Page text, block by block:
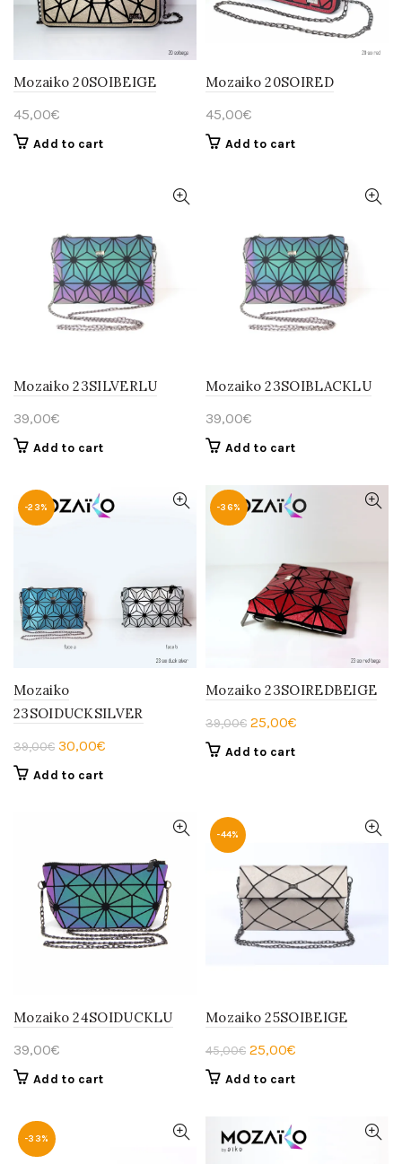
Mozaiko 20SOIBEIGE
45,00€
Add to cart
Mozaiko 20SOIRED
45,00€
Add to cart
Mozaiko 23SILVERLU
39,00€
Add to cart
Mozaiko 23SOIBLACKLU
39,00€
Add to cart
-23%
Mozaiko
23SOIDUCKSILVER
39,00€ Original
price
30,00€
Add to cart
-36%
Mozaiko 23SOIREDBEIGE
39,00€ Original
price
25,00€
Add to cart
Mozaiko 24SOIDUCKLU
39,00€
Add to cart
-44%
Mozaiko 25SOIBEIGE
45,00€ Original
price
25,00€
Add to cart
-33%